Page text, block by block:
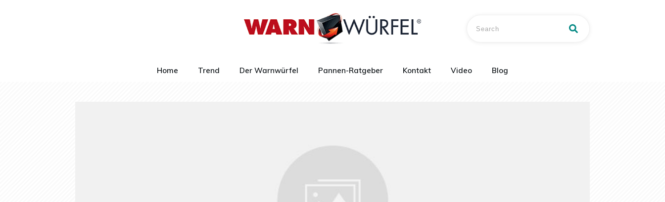
Home Trend Der Warnwürfel Pannen-Ratgeber Kontakt Video Blog